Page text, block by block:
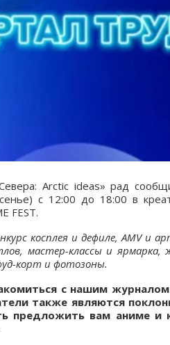
Arctic ideas» рад
с 12:00 до 18:00 в
FEST.
косплея и дефиле, AMV и
мастер-классы и ярмарка,
корт и фотозоны.
с нашим
также являются
предложить вам аниме и